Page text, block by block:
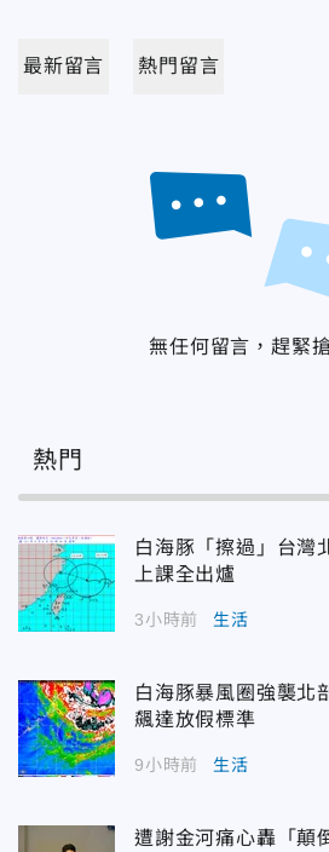
最新留言 熱門留言
無任何留言，趕緊
熱門
白海豚「擦過」台灣
上課全出爐
3小時前 生活
白海豚暴風圈強襲北
飆達放假標準
9小時前 生活
遭謝金河痛心轟「顛